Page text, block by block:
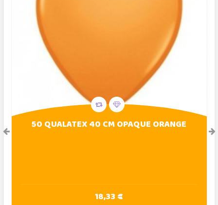
50 QUALATEX 40 CM OPAQUE ORANGE
18,33 €